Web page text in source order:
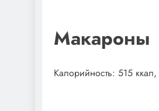
Макароны
Калорийность: 515